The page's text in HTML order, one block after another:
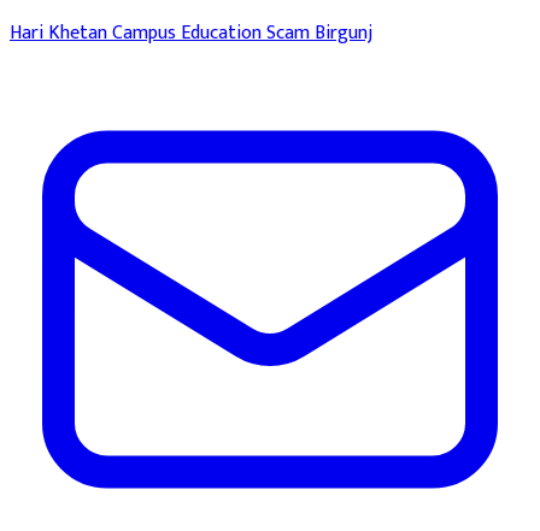
Hari Khetan CampusEducation ScamBirgunj